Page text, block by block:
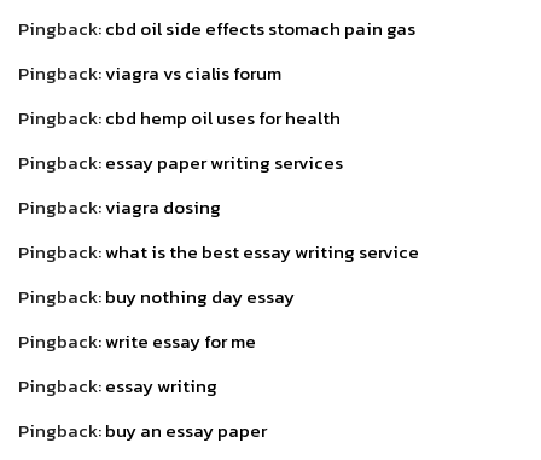
Pingback:cbd oil side effects stomach pain gas
Pingback:viagra vs cialis forum
Pingback:cbd hemp oil uses for health
Pingback:essay paper writing services
Pingback:viagra dosing
Pingback:what is the best essay writing service
Pingback:buy nothing day essay
Pingback:write essay for me
Pingback:essay writing
Pingback:buy an essay paper